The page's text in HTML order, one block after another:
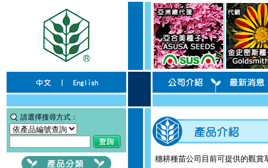
請選擇搜尋方式：
穗耕種苗公司目前可提供的觀賞